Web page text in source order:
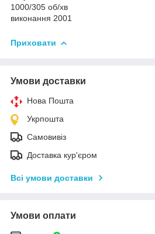
1000/305 об/хв
виконання 2001
Приховати
Умови доставки
Нова Пошта
Укрпошта
Самовивіз
Доставка кур'єром
Всі умови доставки
Умови оплати